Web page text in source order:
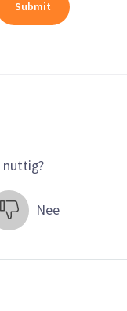
Nee